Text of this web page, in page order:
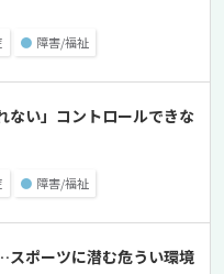
● 障害/福祉
ない」コントロールできな
● 障害/福祉
ポーツに潜む危うい環境